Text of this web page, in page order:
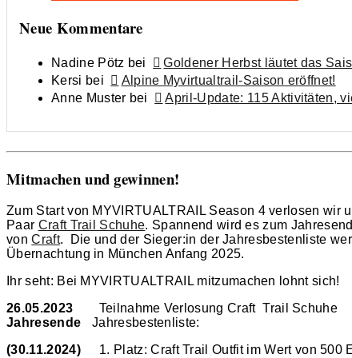
Neue Kommentare
Nadine Pötz bei
Goldener Herbst läutet das
Kersi bei
Alpine Myvirtualtrail-Saison eröffnet!
Anne Muster bei April-Update: 115 Aktivitäten,
Mitmachen und gewinnen!
Zum Start von MYVIRTUALTRAIL Season 4 verlosen wir
Paar Craft Trail Schuhe. Spannend wird es zum
vonCraft. Die und der Sieger:in der Jahresbestenliste
Übernachtung in München Anfang 2025.
Ihr seht: Bei MYVIRTUALTRAIL mitzumachen lohnt sich!
26.05.2023
Teilnahme Verlosung Craft Trail Schuhe
Jahresende
(30.11.2024)
Jahresbestenliste:
Platz: Craft Trail Outfit im Wert von 500